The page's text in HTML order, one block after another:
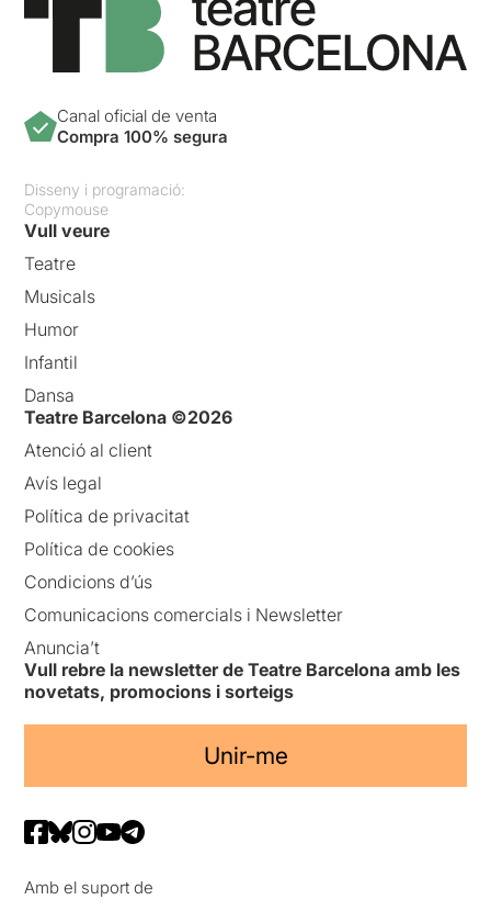
Canal oficial de venta
Compra 100% segura
Disseny i programació:
Copymouse
Vull veure
Teatre
Musicals
Humor
Infantil
Dansa
Teatre Barcelona ©2026
Atenció al client
Avís legal
Política de privacitat
Política de cookies
Condicions d’ús
Comunicacions comercials i Newsletter
Anuncia’t
Vull rebre la newsletter de Teatre Barcelona amb les
novetats, promocions i sorteigs
Unir-me
Amb el suport de